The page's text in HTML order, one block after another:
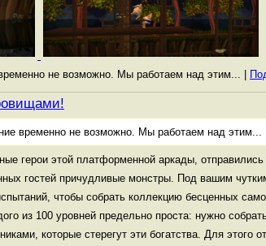
не возможно. Мы работаем над этим... |
временно не возможно. Мы работаем над этим...
герои этой платформенной аркады,
гостей причудливые монстры. Под вашим
чтобы собрать коллекцию бесценных
из 100 уровней предельно проста: нужно
которые стерегут эти богатства. Для этого